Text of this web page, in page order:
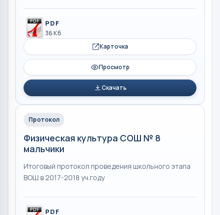
PDF
36 Кб
Карточка
Просмотр
Скачать
Протокол
Физическая культура СОШ № 8
мальчики
Итоговый протокол проведения школьного этапа
ВОШ в 2017-2018 уч.году
PDF